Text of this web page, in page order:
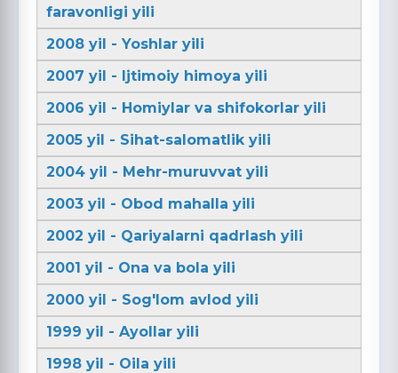
faravonligi yili
2008 yil - Yoshlar yili
2007 yil - Ijtimoiy himoya yili
2006 yil - Homiylar va shifokorlar yili
2005 yil - Sihat-salomatlik yili
2004 yil - Mehr-muruvvat yili
2003 yil - Obod mahalla yili
2002 yil - Qariyalarni qadrlash yili
2001 yil - Ona va bola yili
2000 yil - Sog'lom avlod yili
1999 yil - Ayollar yili
1998 yil - Oila yili